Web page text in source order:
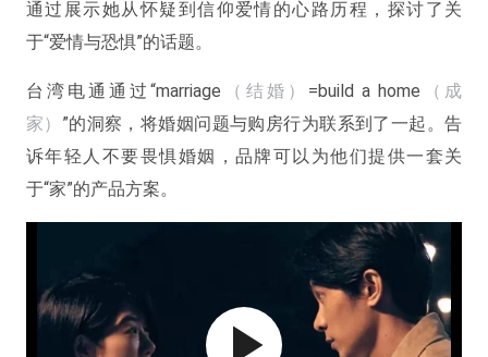
通过展示她从怀疑到信仰爱情的心路历程，探讨了关
于“爱情与恐惧”的话题。
台湾电通通过“marriage （结婚） =build a home （成
家） ”的洞察，将婚姻问题与购房行为联系到了一起。告
诉年轻人不要畏惧婚姻，品牌可以为他们提供一套关
于“家”的产品方案。